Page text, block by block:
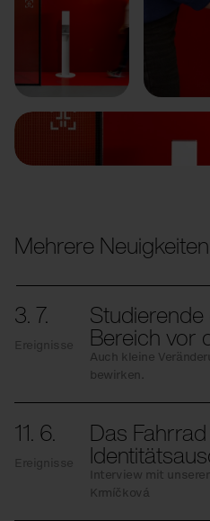
Mehrere Neuigkeiten
3. 7.
Ereignisse Bereich vor
Auch kleine
bewirken.
11. 6.
Ereignisse
Das
Interview mit
Krmíčková